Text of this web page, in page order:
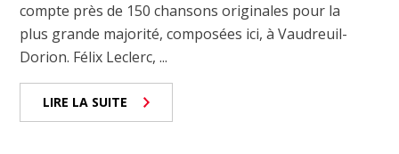
compte près de 150 chansons originales pour la
plus grande majorité, composées ici, à Vaudreuil-
Dorion. Félix Leclerc, ...
LIRE LA SUITE